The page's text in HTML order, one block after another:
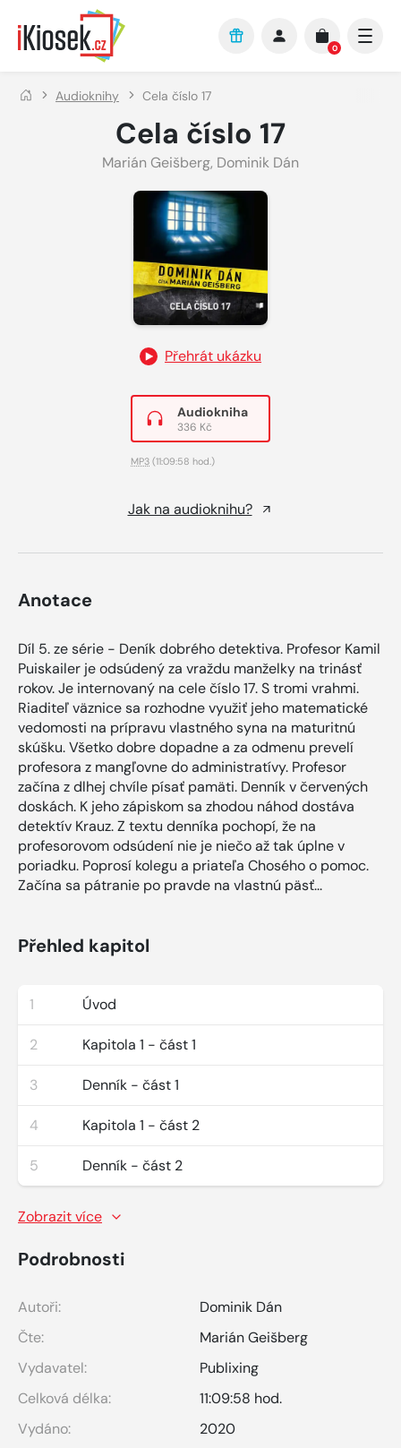
Přejít na hlavní obsah
0
Audioknihy Cela číslo 17
Cela číslo 17
Marián Geišberg, Dominik Dán
Přehrát ukázku
Audiokniha
336 Kč
MP3 (11:09:58 hod.)
Jak na audioknihu?
Anotace
Díl 5. ze série - Deník dobrého detektiva. Profesor Kamil
Puiskailer je odsúdený za vraždu manželky na trinásť
rokov. Je internovaný na cele číslo 17. S tromi vrahmi.
Riaditeľ väznice sa rozhodne využiť jeho matematické
vedomosti na prípravu vlastného syna na maturitnú
skúšku. Všetko dobre dopadne a za odmenu prevelí
profesora z mangľovne do administratívy. Profesor
začína z dlhej chvíle písať pamäti. Denník v červených
doskách. K jeho zápiskom sa zhodou náhod dostáva
detektív Krauz. Z textu denníka pochopí, že na
profesorovom odsúdení nie je niečo až tak úplne v
poriadku. Poprosí kolegu a priateľa Chosého o pomoc.
Začína sa pátranie po pravde na vlastnú päsť...
Přehled kapitol
1 Úvod
2 Kapitola 1 - část 1
3 Denník - část 1
4 Kapitola 1 - část 2
5 Denník - část 2
Zobrazit více
Podrobnosti
Autoři:
Dominik Dán
Čte:
Marián Geišberg
Vydavatel:
Publixing
Celková délka:
11:09:58 hod.
Vydáno:
2020